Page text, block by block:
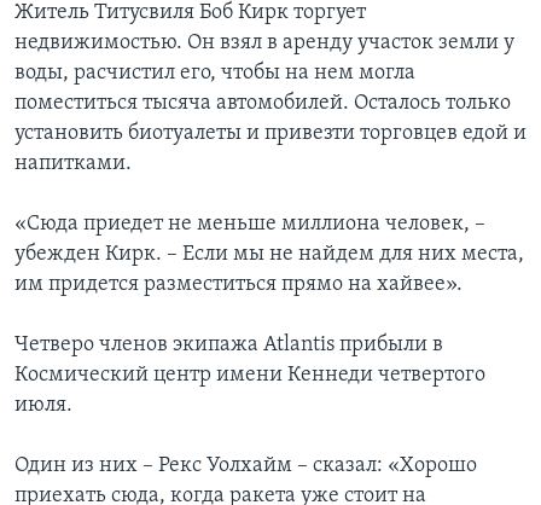
Житель Титусвиля Боб Кирк торгует
недвижимостью. Он взял в аренду участок земли у
воды, расчистил его, чтобы на нем могла
поместиться тысяча автомобилей. Осталось только
установить биотуалеты и привезти торговцев едой и
напитками.
«Сюда приедет не меньше миллиона человек, –
убежден Кирк. – Если мы не найдем для них места,
им придется разместиться прямо на хайвее».
Четверо членов экипажа Atlantis прибыли в
Космический центр имени Кеннеди четвертого
июля.
Один из них – Рекс Уолхайм – сказал: «Хорошо
приехать сюда, когда ракета уже стоит на